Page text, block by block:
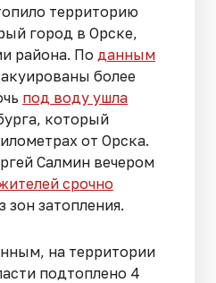
территорию
город в Орске,
района. Поданным
более
под воду ушла
который
от Орска.
Салмин вечером
срочно
зон затопления.
на территории
подтоплено 4